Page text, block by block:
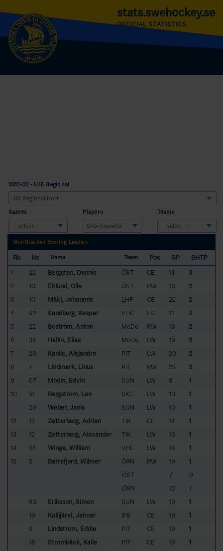
stats.swehockey.se
OFFICIAL STATISTICS
2021-22 - U18 Regional
Games Players Teams
Shorthanded Scoring Leaders
Rk No Name Team Pos GP
SHTP
1
22 Bergsten, Dennis ÖST CE 18
3
2
10 Eklund, Olle ÖST RW 18
2
3
10 Mäki, Johannes LHF CE 22
2
4
92 Sandberg, Kasper VHC LD 12
2
5
22 Boström, Anton MoDo RW 18
2
6
34 Hallin, Elias MoDo LW 19
2
7
20 Kanlic, Alejandro PIT LW 20
2
8
7 Lindmark, Linus PIT RW 22
2
9
67 Modin, Edvin SUN LW 8
1
10
51 Bergström, Leo SKE LW 10
1
29
Weber, Janis SUN LW 10
1
12
13 Zetterberg, Adrian TIK CE 14
1
13
12 Zetterberg, Alexander TIK LW 16
1
14
55 Winge, William VHC LW 18
1
15
5 Barrefjord, Wilmer ÖRN RW 19
1
ÖST
7
0
ÖRN
12
1
83
Eriksson, Simon SUN LW 19
1
19
Kallijärvi, Jalmar IFB CE 19
1
9
Lindström, Eddie PIT CE 19
1
18
Strömbäck, Kalle PIT CE 19
1